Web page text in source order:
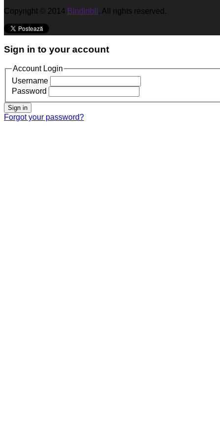
Copyright © 2014 Bindiribli. All rights reserved.
Sign in to your account
Account Login
Username
Password
Sign in
Forgot your password?